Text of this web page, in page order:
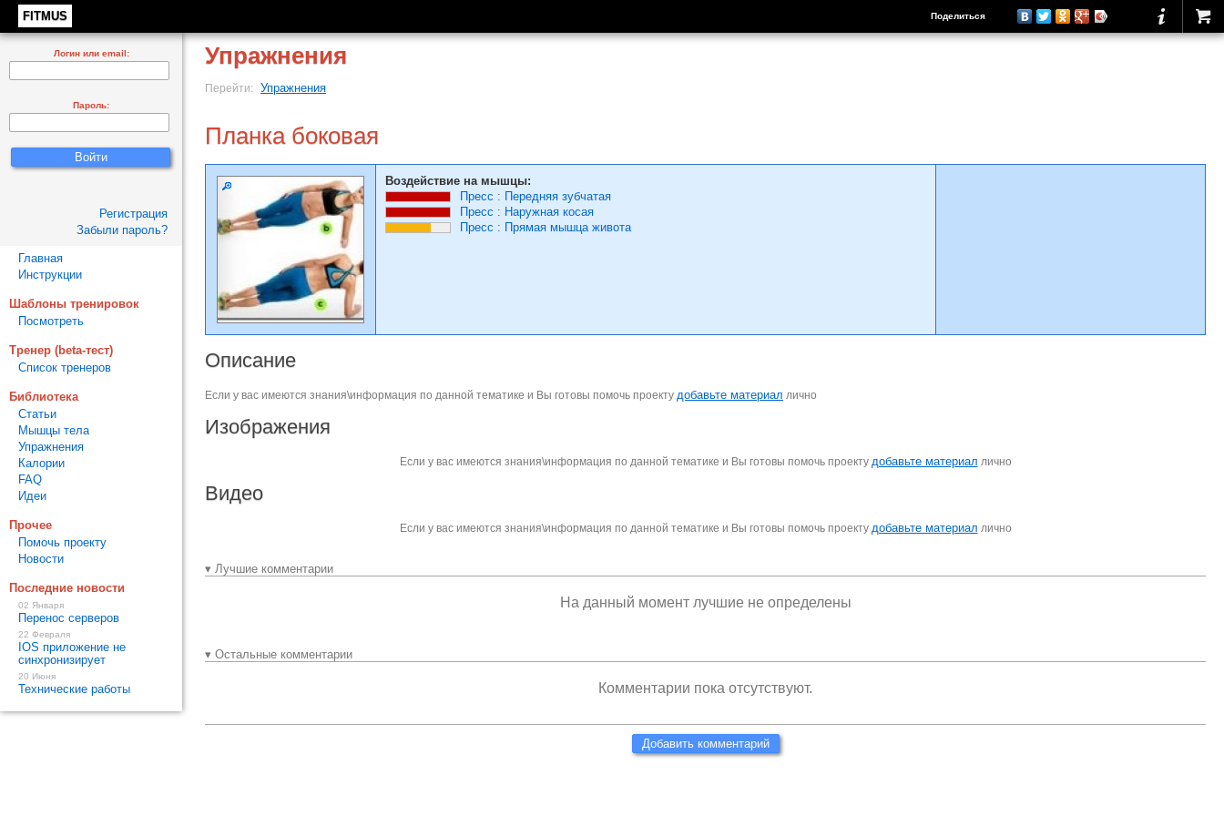
FITMUS Поделиться
Упражнения
Перейти: Упражнения
Планка боковая
Воздействие на мышцы:
Пресс : Передняя зубчатая
Пресс : Наружная косая
Пресс : Прямая мышца живота
Описание
Если у вас имеются знания\информация по данной тематике и Вы готовы помочь проекту добавьте материал лично
Изображения
Если у вас имеются знания\информация по данной тематике и Вы готовы помочь проекту добавьте материал лично
Видео
Если у вас имеются знания\информация по данной тематике и Вы готовы помочь проекту добавьте материал лично
▾ Лучшие комментарии
На данный момент лучшие не определены
▾ Остальные комментарии
Комментарии пока отсутствуют.
Добавить комментарий
Логин или email:
Пароль:
Регистрация
Забыли пароль?
Главная
Инструкции
Шаблоны тренировок
Посмотреть
Тренер (beta-тест)
Список тренеров
Библиотека
Статьи
Мышцы тела
Упражнения
Калории
FAQ
Идеи
Прочее
Помочь проекту
Новости
Последние новости
02 Января
Перенос серверов
22 Февраля
IOS приложение не
синхронизирует
20 Июня
Технические работы